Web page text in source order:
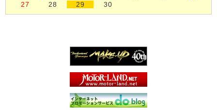
27
28 29 30